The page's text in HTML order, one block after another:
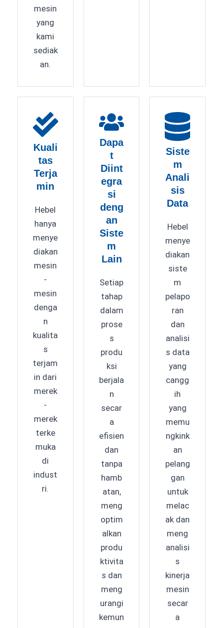
mesin
yang
kami
sediak
an.
Kuali
tas
Terja
min
Hebel
hanya
menye
diakan
mesin
-
mesin
denga
n
kualita
s
terjam
in dari
merek
-
merek
terke
muka
di
indust
ri.
Dapa
t
Diint
egra
si
deng
an
Siste
m
Lain
Setiap
tahap
dalam
prose
s
produ
ksi
berjala
n
secar
a
efisien
dan
tanpa
hamb
atan,
meng
optim
alkan
produ
ktivita
s dan
meng
urangi
kemun
Siste
m
Anali
sis
Data
Hebel
menye
diakan
siste
m
pelapo
ran
dan
analisi
s data
yang
cangg
ih
yang
memu
ngkink
an
pelang
gan
untuk
melac
ak dan
meng
analisi
s
kinerja
mesin
secar
a